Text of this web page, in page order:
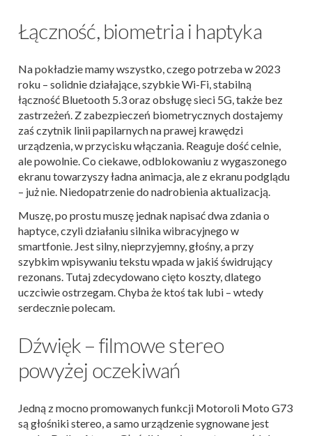
Łączność, biometria i haptyka
Na pokładzie mamy wszystko, czego potrzeba w 2023
roku – solidnie działające, szybkie Wi-Fi, stabilną
łączność Bluetooth 5.3 oraz obsługę sieci 5G, także bez
zastrzeżeń. Z zabezpieczeń biometrycznych dostajemy
zaś czytnik linii papilarnych na prawej krawędzi
urządzenia, w przycisku włączania. Reaguje dość celnie,
ale powolnie. Co ciekawe, odblokowaniu z wygaszonego
ekranu towarzyszy ładna animacja, ale z ekranu podglądu
– już nie. Niedopatrzenie do nadrobienia aktualizacją.
Muszę, po prostu muszę jednak napisać dwa zdania o
haptyce, czyli działaniu silnika wibracyjnego w
smartfonie. Jest silny, nieprzyjemny, głośny, a przy
szybkim wpisywaniu tekstu wpada w jakiś świdrujący
rezonans. Tutaj zdecydowano cięto koszty, dlatego
uczciwie ostrzegam. Chyba że ktoś tak lubi – wtedy
serdecznie polecam.
Dźwięk – filmowe stereo
powyżej oczekiwań
Jedną z mocno promowanych funkcji Motoroli Moto G73
są głośniki stereo, a samo urządzenie sygnowane jest